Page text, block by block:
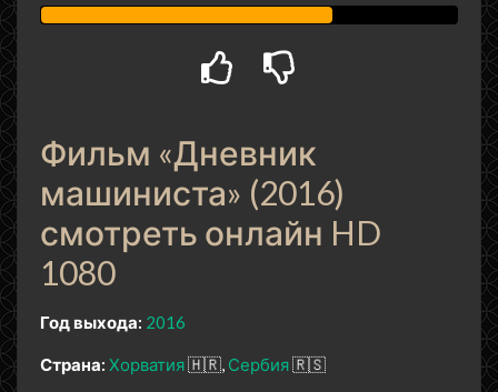
Фильм «Дневник
машиниста» (2016)
смотреть онлайн HD
1080
Год выхода: 2016
Страна: Хорватия🇭🇷 Сербия🇷🇸